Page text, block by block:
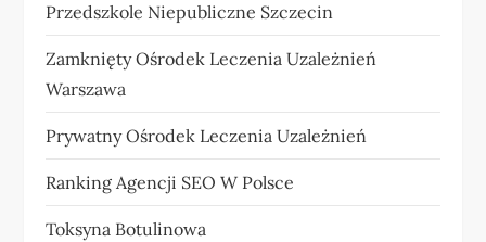
Przedszkole Niepubliczne Szczecin
Zamknięty Ośrodek Leczenia Uzależnień
Warszawa
Prywatny Ośrodek Leczenia Uzależnień
Ranking Agencji SEO W Polsce
Toksyna Botulinowa